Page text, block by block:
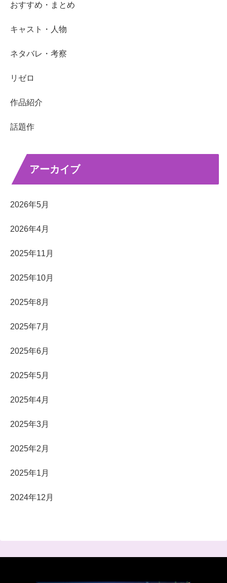
おすすめ・まとめ
キャスト・人物
ネタバレ・考察
リゼロ
作品紹介
話題作
アーカイブ
2026年5月
2026年4月
2025年11月
2025年10月
2025年8月
2025年7月
2025年6月
2025年5月
2025年4月
2025年3月
2025年2月
2025年1月
2024年12月